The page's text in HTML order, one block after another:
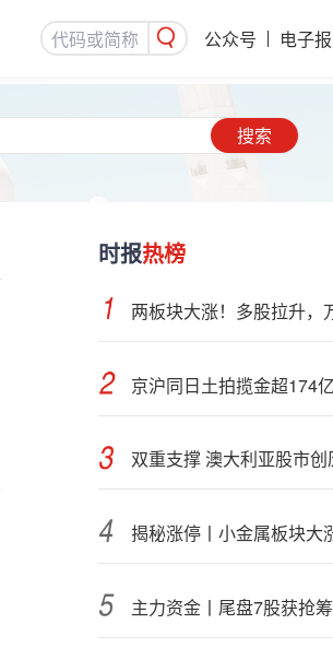
公众号 电子报
搜索
时报热榜
两板块大涨！多股拉升，
双重支撑 澳大利亚股市创
主力资金丨尾盘7股获抢筹